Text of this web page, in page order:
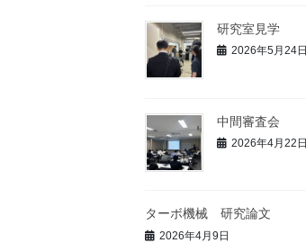
研究室見学
2026年5月24日
中間審査会
2026年4月22日
ターボ機械 研究論文
2026年4月9日